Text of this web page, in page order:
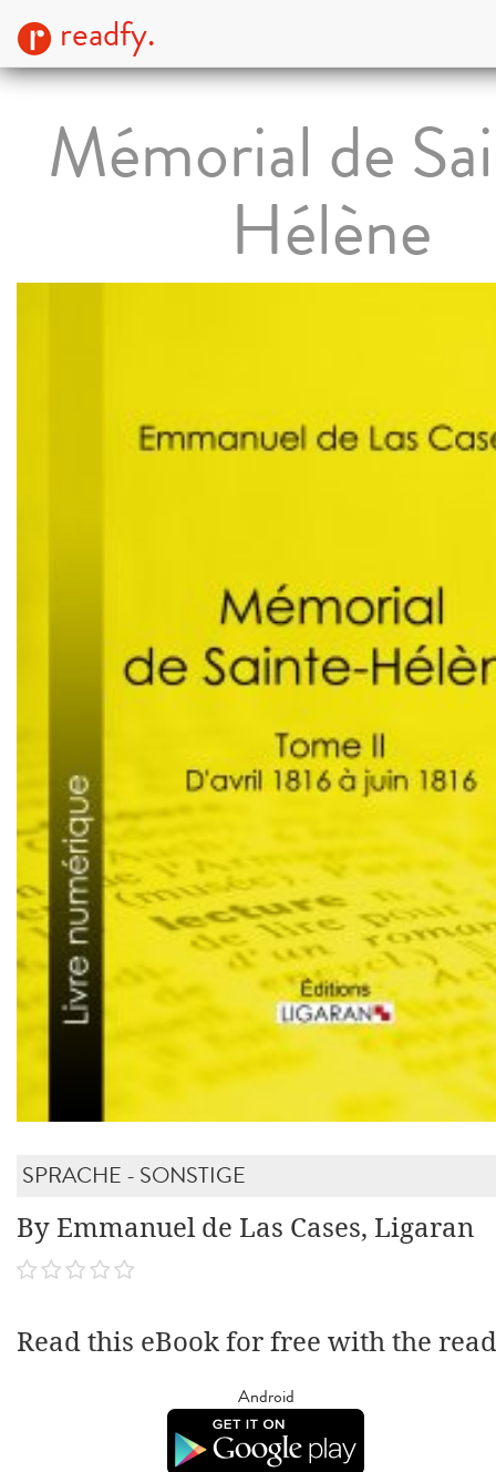
readfy.
Mémorial de
Hélène
SPRACHE - SONSTIGE
By Emmanuel de Las Cases, Ligaran
Read this eBook for free with the
Android